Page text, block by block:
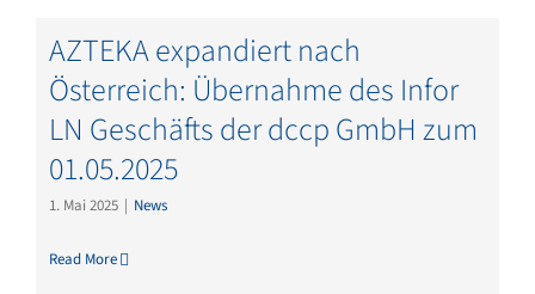
AZTEKA expandiert nach
Österreich: Übernahme des Infor
LN Geschäfts der dccp GmbH zum
01.05.2025
1. Mai 2025 | News
Read More